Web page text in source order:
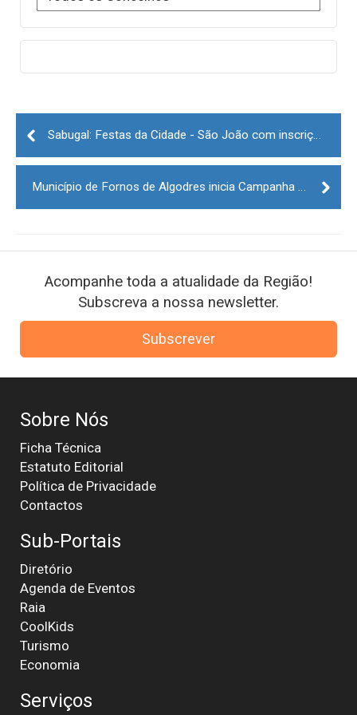
Post
navigation
Sabugal: Festas da Cidade - São João com inscrições abertas
Município de Fornos de Algodres inicia Campanha Floresta Segura 2025
Acompanhe toda a atualidade da Região!
Subscreva a nossa newsletter.
Subscrever
Sobre Nós
Ficha Técnica
Estatuto Editorial
Política de Privacidade
Contactos
Sub-Portais
Diretório
Agenda de Eventos
Raia
CoolKids
Turismo
Economia
Serviços